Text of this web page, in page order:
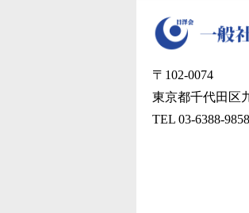
〒102-0074
東京都千代田区
TEL 03-6388-